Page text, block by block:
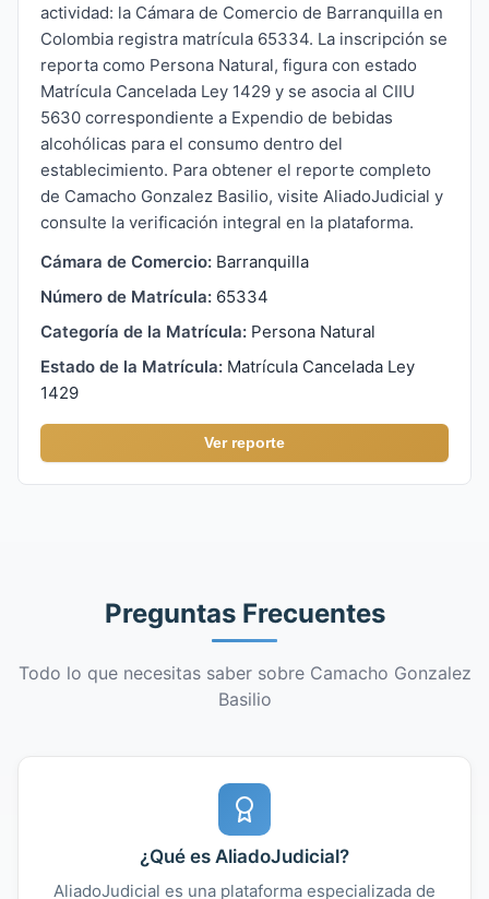
actividad: la Cámara de Comercio de Barranquilla en
Colombia registra matrícula 65334. La inscripción se
reporta como Persona Natural, figura con estado
Matrícula Cancelada Ley 1429 y se asocia al CIIU
5630 correspondiente a Expendio de bebidas
alcohólicas para el consumo dentro del
establecimiento. Para obtener el reporte completo
de Camacho Gonzalez Basilio, visite AliadoJudicial y
consulte la verificación integral en la plataforma.
Cámara de Comercio: Barranquilla
Número de Matrícula: 65334
Categoría de la Matrícula: Persona Natural
Estado de la Matrícula: Matrícula Cancelada Ley
1429
Ver reporte
Preguntas Frecuentes
Todo lo que necesitas saber sobre Camacho Gonzalez
Basilio
¿Qué es AliadoJudicial?
AliadoJudicial es una plataforma especializada de